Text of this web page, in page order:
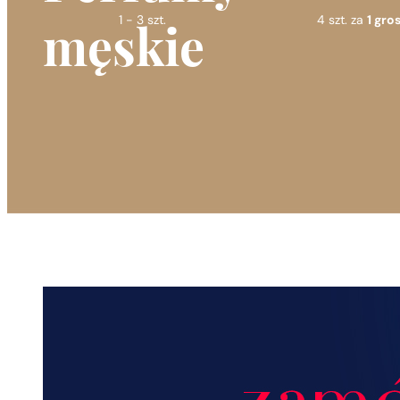
1 - 3 szt. 4 szt. za 1
męskie